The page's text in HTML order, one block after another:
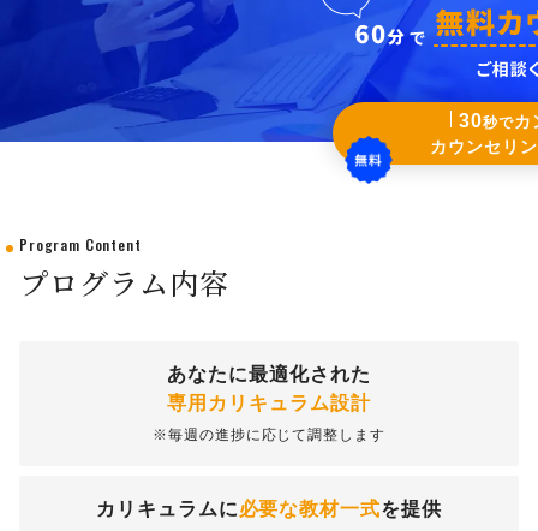
30秒でカ
カウンセリ
Program Content
プログラム内容
あなたに最適化された
専用カリキュラム設計
※毎週の進捗に応じて調整します
カリキュラムに必要な教材一式を提供